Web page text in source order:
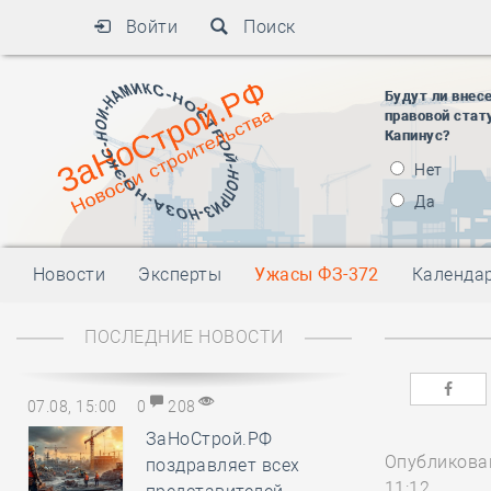
Войти Поиск
Будут ли
правовой
Капинус?
Нет
Да
Новости Эксперты Ужасы ФЗ-372
ПОСЛЕДНИЕ НОВОСТИ
07.08, 15:00 0 208
ЗаНоСтрой.РФ
поздравляет всех